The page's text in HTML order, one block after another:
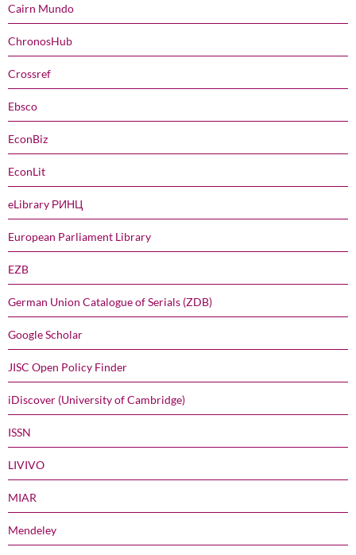
Cairn Mundo
ChronosHub
Crossref
Ebsco
EconBiz
EconLit
eLibrary РИНЦ
European Parliament Library
EZB
German Union Catalogue of Serials (ZDB)
Google Scholar
JISC Open Policy Finder
iDiscover (University of Cambridge)
ISSN
LIVIVO
MIAR
Mendeley